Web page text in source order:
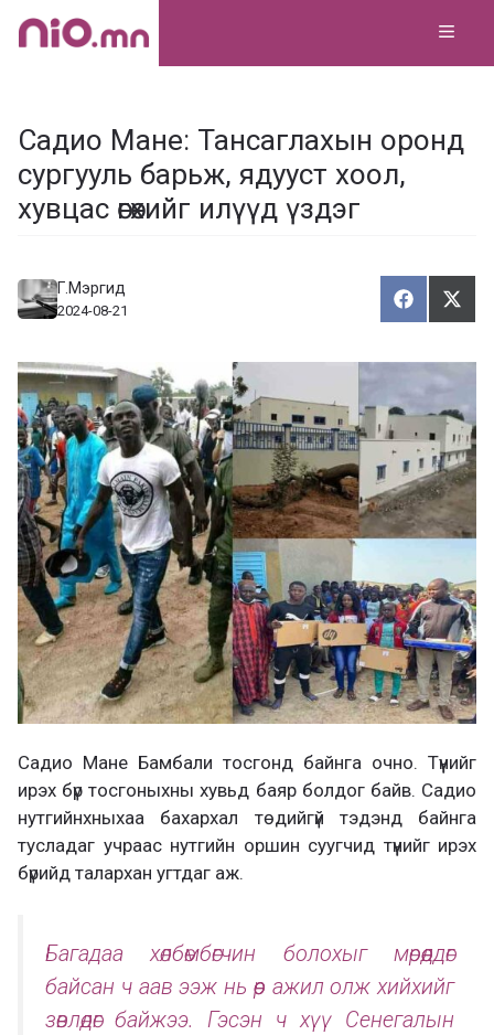
Skip
Садио Мане: Тансаглахын оронд
сургууль барьж, ядууст хоол,
хувцас өгөхийг илүүд үздэг
Г.Мэргид
2024-08-21
Х
у
а
ц
а
х
Т
э
х
Садио Мане Бамбали тосгонд байнга очно. Түүнийг
ирэх бүр тосгоныхны хувьд баяр болдог байв. Садио
нутгийнхныхаа бахархал төдийгүй тэдэнд байнга
тусладаг учраас нутгийн оршин суугчид түүнийг ирэх
бүрийд талархан угтдаг аж.
Багадаа хөлбөмбөгчин болохыг мөрөөддөг
байсан ч аав ээж нь өөр ажил олж хийхийг
зөвлөдөг байжээ. Гэсэн ч хүү Сенегалын